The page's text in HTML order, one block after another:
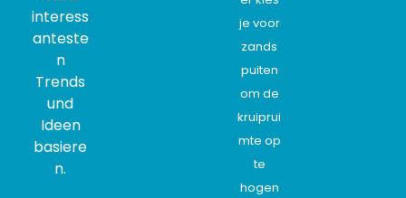
interess
anteste
n
Trends
und
Ideen
basiere
n.
je voor
zands
puiten
om de
kruiprui
mte op
te
hogen